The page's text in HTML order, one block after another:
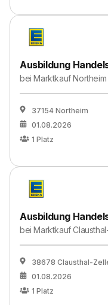
Ausbildung
beiMarktkauf Northeim
37154 Northeim
01.08.2026
1 Platz
Ausbildung
beiMarktkauf
38678 Clausthal-
01.08.2026
1 Platz